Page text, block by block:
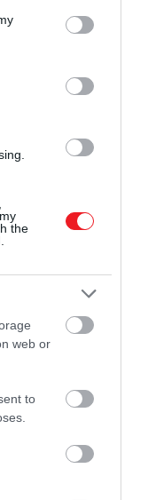
You may click to
party tags to
in below Google
the
web or
to